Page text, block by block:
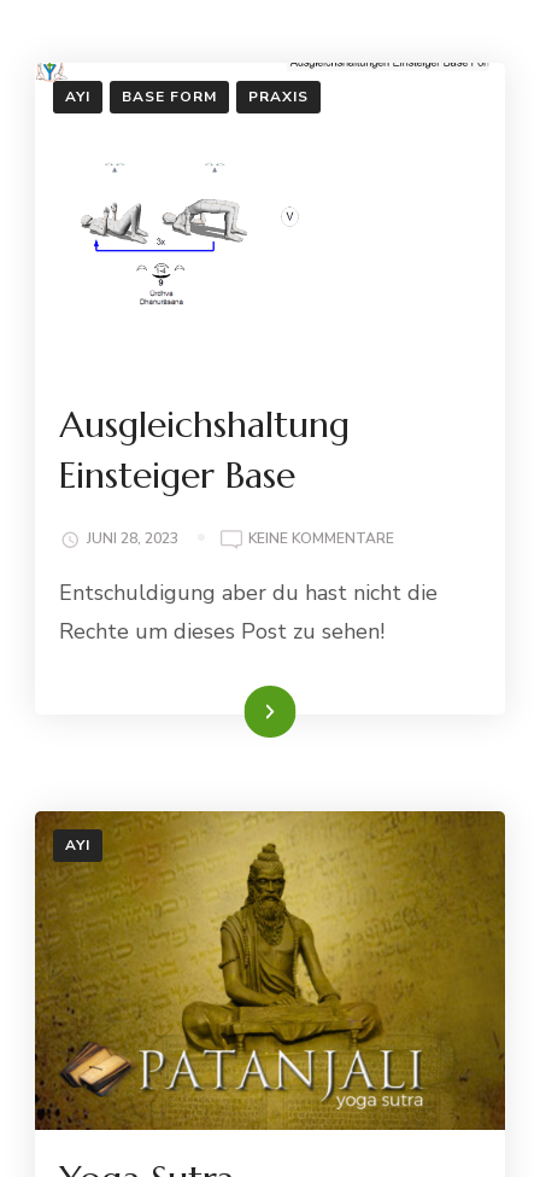
AYI BASE FORM PRAXIS
Ausgleichshaltung
Einsteiger Base
JUNI 28, 2023 KEINE KOMMENTAREZU
EINSTEIGER
Entschuldigung aber du hast nicht die
Rechte um dieses Post zu sehen!
Weiterlesen
AYI